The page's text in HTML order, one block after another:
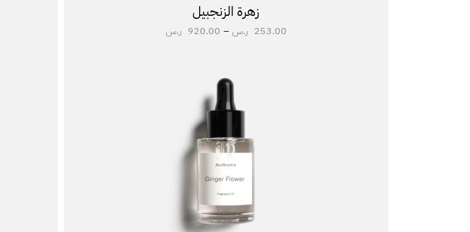
زهرة الزنجبيل
253.00 ر.س –
920.00 ر.س